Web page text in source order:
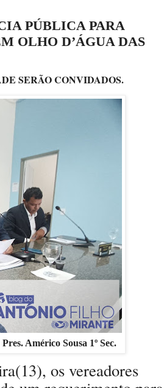
PÚBLICA PARA
OLHO D’ÁGUA DAS
SERÃO CONVIDADOS.
Américo Sousa 1º Sec.
os vereadores